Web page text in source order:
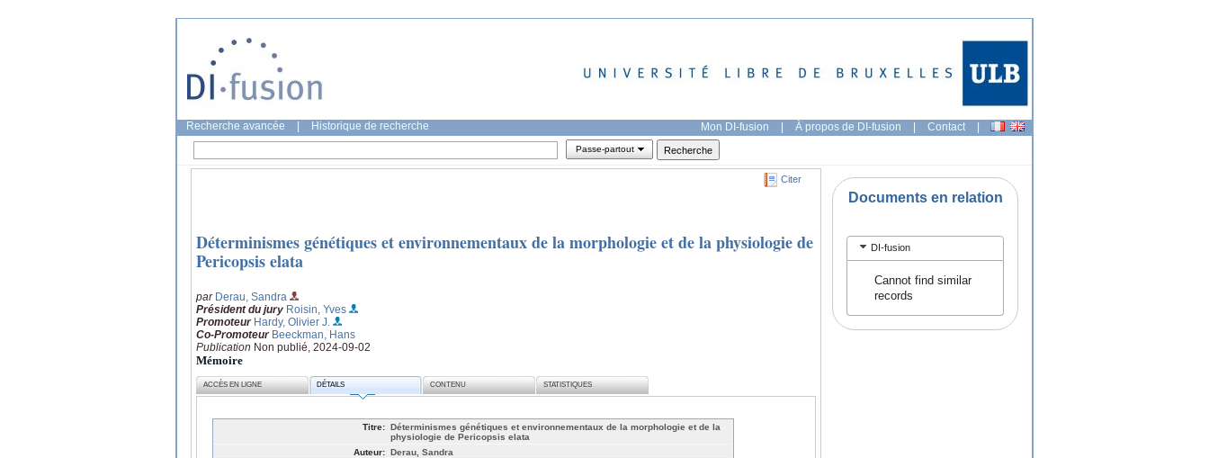
Recherche avancée Historique de recherche Mon DI-fusion | À propos de DI-fusion | Contact |
Passe-partout
Citer
Déterminismes génétiques et environnementaux de la morphologie et de la physiologie de
Pericopsis elata
par Derau, Sandra
Président du jury Roisin, Yves
Promoteur Hardy, Olivier J.
Co-Promoteur Beeckman, Hans
Publication Non publié, 2024-09-02
Mémoire
ACCÈS EN LIGNE DÉTAILS CONTENU STATISTIQUES
Titre: Déterminismes génétiques et environnementaux de la morphologie et de la
physiologie de Pericopsis elata
Auteur: Derau, Sandra
Documents en relation
DI-fusion
Cannot find similar
records